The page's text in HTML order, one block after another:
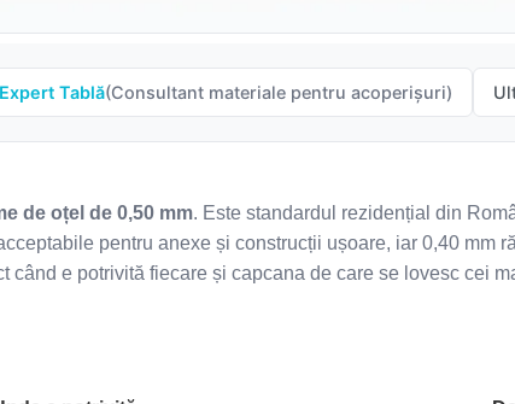
Sistem pluvial
Tablă(Consultant materiale pentru acoperișuri)
de oțel de 0,50 mm. Este standardul rezidențial din
pentru anexe și construcții ușoare, iar 0,40
când e potrivită fiecare și capcana de care se lovesc cei